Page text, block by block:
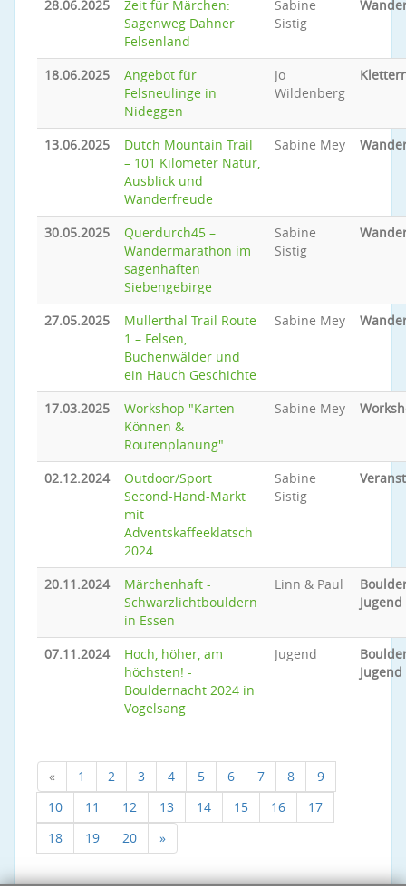
28.06.2025
Zeit für Märchen:
Sagenweg Dahner
Felsenland
Sabine
Sistig
18.06.2025
Angebot für
Felsneulinge in
Nideggen
Jo
Wildenberg
13.06.2025
Dutch Mountain Trail
– 101 Kilometer Natur,
Ausblick und
Wanderfreude
Sabine Mey
30.05.2025
Querdurch45 –
Wandermarathon im
sagenhaften
Siebengebirge
Sabine
Sistig
27.05.2025
Mullerthal Trail Route
1 – Felsen,
Buchenwälder und
ein Hauch Geschichte
Sabine Mey
17.03.2025
Workshop "Karten
Können &
Routenplanung"
Sabine Mey
02.12.2024
Outdoor/Sport
Second-Hand-Markt
mit
Adventskaffeeklatsch
2024
Sabine
Sistig
20.11.2024
Märchenhaft -
Schwarzlichtbouldern
in Essen
Linn & Paul
Jugend
07.11.2024
Hoch, höher, am
höchsten! -
Bouldernacht 2024 in
Vogelsang
Jugend
Jugend
« 1 2 3 4 5 6 7 8
9
10
11 12 13 14 15 16
17
18
19 20 »